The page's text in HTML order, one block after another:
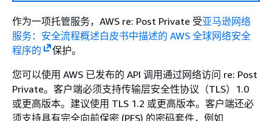
作为一项托管服务，AWS re: Post Private 受亚马逊网络
服务：安全流程概述白皮书中描述的 AWS 全球网络安全
程序的
保护。
您可以使用 AWS 已发布的 API 调用通过网络访问 re: Post
Private。客户端必须支持传输层安全性协议（TLS）1.0
或更高版本。建议使用 TLS 1.2 或更高版本。客户端还必
须支持具有完全向前保密 (PFS) 的密码套件，例如